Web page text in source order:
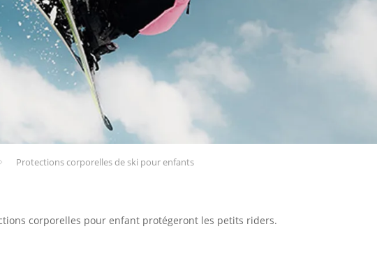
Protections corporelles de ski pour enfants
corporelles pour enfant protégeront les petits riders.